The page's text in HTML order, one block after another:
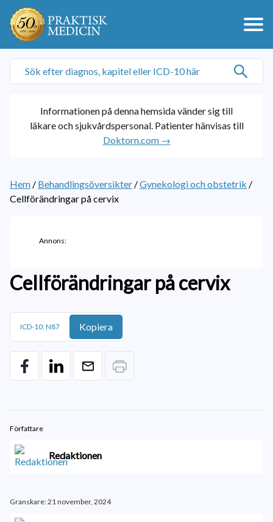
Informationen på denna hemsida vänder sig till
läkare och sjukvårdspersonal. Patienter hänvisas till
Doktorn.com →
Hem / Behandlingsöversikter /Gynekologi och obstetrik /
Cellförändringar på cervix
Annons:
Cellförändringar på cervix
ICD-10: N87 Kopiera
Författare
Redaktionen
Granskare: 21 november, 2024